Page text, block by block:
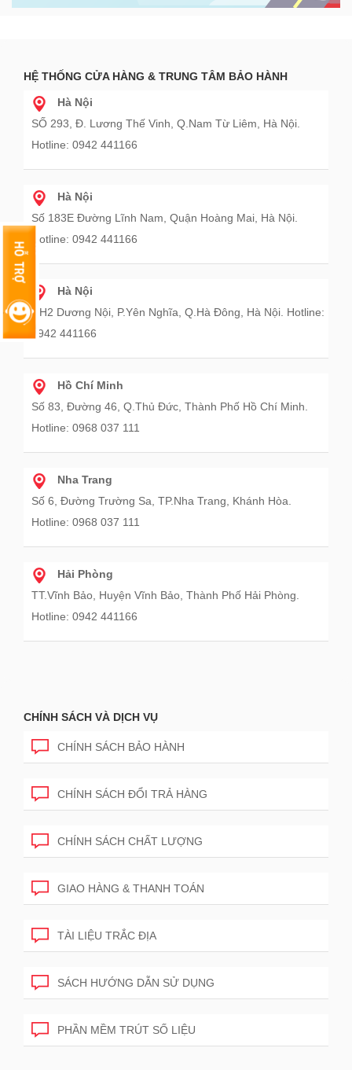
HỆ THỐNG CỬA HÀNG & TRUNG TÂM BẢO HÀNH
Hà Nội
SỐ 293, Đ. Lương Thế Vinh, Q.Nam Từ Liêm, Hà Nội.
Hotline: 0942 441166
Hà Nội
Số 183E Đường Lĩnh Nam, Quận Hoàng Mai, Hà Nội.
Hotline: 0942 441166
Hà Nội
HH2 Dương Nội, P.Yên Nghĩa, Q.Hà Đông, Hà Nội. Hotline:
0942 441166
Hồ Chí Minh
Số 83, Đường 46, Q.Thủ Đức, Thành Phố Hồ Chí Minh.
Hotline: 0968 037 111
Nha Trang
Số 6, Đường Trường Sa, TP.Nha Trang, Khánh Hòa.
Hotline: 0968 037 111
Hải Phòng
TT.Vĩnh Bảo, Huyện Vĩnh Bảo, Thành Phố Hải Phòng.
Hotline: 0942 441166
CHÍNH SÁCH VÀ DỊCH VỤ
CHÍNH SÁCH BẢO HÀNH
CHÍNH SÁCH ĐỔI TRẢ HÀNG
CHÍNH SÁCH CHẤT LƯỢNG
GIAO HÀNG & THANH TOÁN
TÀI LIỆU TRẮC ĐỊA
SÁCH HƯỚNG DẪN SỬ DỤNG
PHẦN MỀM TRÚT SỐ LIỆU